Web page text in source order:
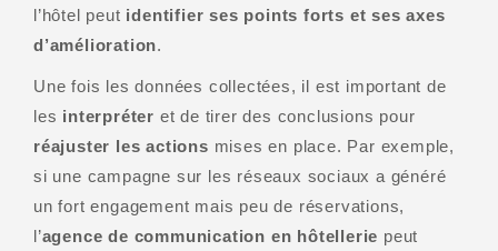
l’hôtel peut identifier ses points forts et ses axes
d’amélioration.
Une fois les données collectées, il est important de
les interpréter et de tirer des conclusions pour
réajuster les actions mises en place. Par exemple,
si une campagne sur les réseaux sociaux a généré
un fort engagement mais peu de réservations,
l’agence de communication en hôtellerie peut